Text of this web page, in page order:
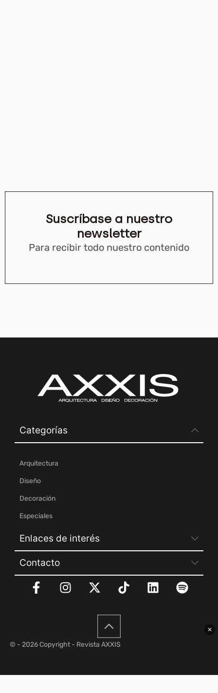
Suscríbase a nuestro
newsletter
Para recibir todo nuestro contenido
✕
Categorías
Arquitectura
Diseño
Decoración
Especiales
Enlaces de interés
Contacto
© - 2026 Copyright - Revista AXXIS